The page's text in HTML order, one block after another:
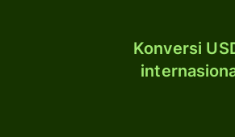
Konversi